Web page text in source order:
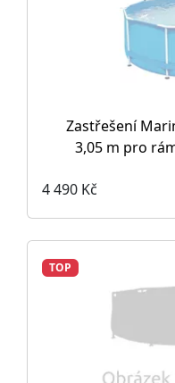
Zastřešení
3,05 m pro
4 490 Kč
TOP